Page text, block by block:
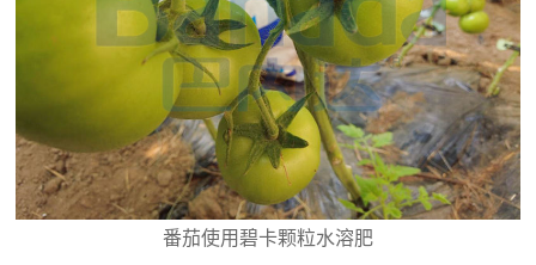
番茄使用碧卡颗粒水溶肥